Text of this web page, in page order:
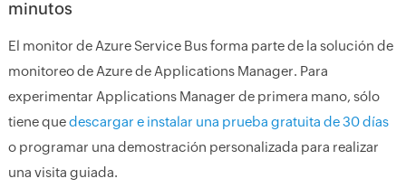
minutos
El monitor de Azure Service Bus forma parte de la solución de
monitoreo de Azure de Applications Manager. Para
experimentar Applications Manager de primera mano, sólo
tiene quedescargar e instalar una prueba gratuita de 30 días
o programar una demostración personalizada para realizar
una visita guiada.